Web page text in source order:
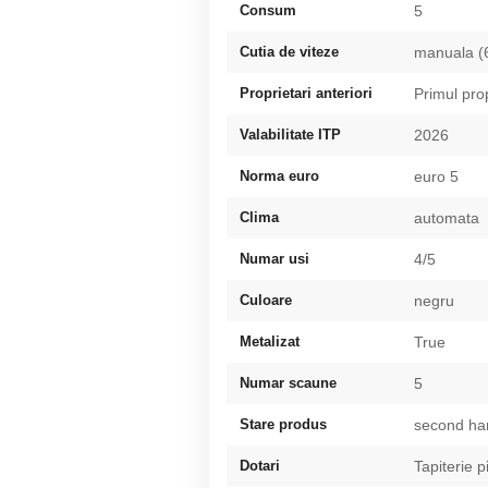
Consum 5
Cutia de viteze manuala
Proprietari anteriori Primul
Valabilitate ITP 2026
Norma euro euro 5
Clima automata
Numar usi 4/5
Culoare negru
Metalizat True
Numar scaune 5
Stare produs second
Dotari Tapiterie